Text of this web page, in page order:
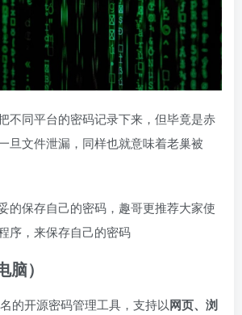
不同平台的密码记录下来，但毕竟是赤
旦文件泄漏，同样也就意味着老巢被
的保存自己的密码，趣哥更推荐大家使
序，来保存自己的密码
）
的开源密码管理工具，支持以网页、浏